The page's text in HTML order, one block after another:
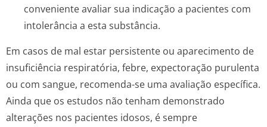
conveniente avaliar sua indicação a pacientes com
intolerância a esta substância.
Em casos de mal estar persistente ou aparecimento de
insuficiência respiratória, febre, expectoração purulenta
ou com sangue, recomenda-se uma avaliação específica.
Ainda que os estudos não tenham demonstrado
alterações nos pacientes idosos, é sempre